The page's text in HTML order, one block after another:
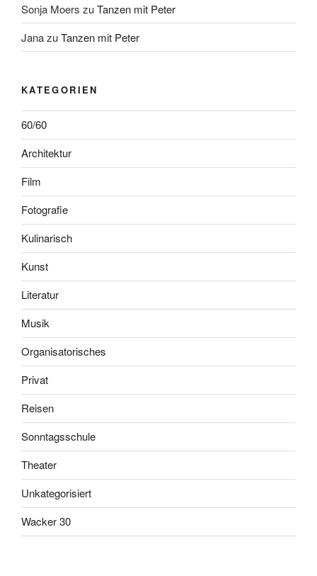
Sonja Moers zuTanzen mit Peter
JanazuTanzen mit Peter
KATEGORIEN
60/60
Architektur
Film
Fotografie
Kulinarisch
Kunst
Literatur
Musik
Organisatorisches
Privat
Reisen
Sonntagsschule
Theater
Unkategorisiert
Wacker 30